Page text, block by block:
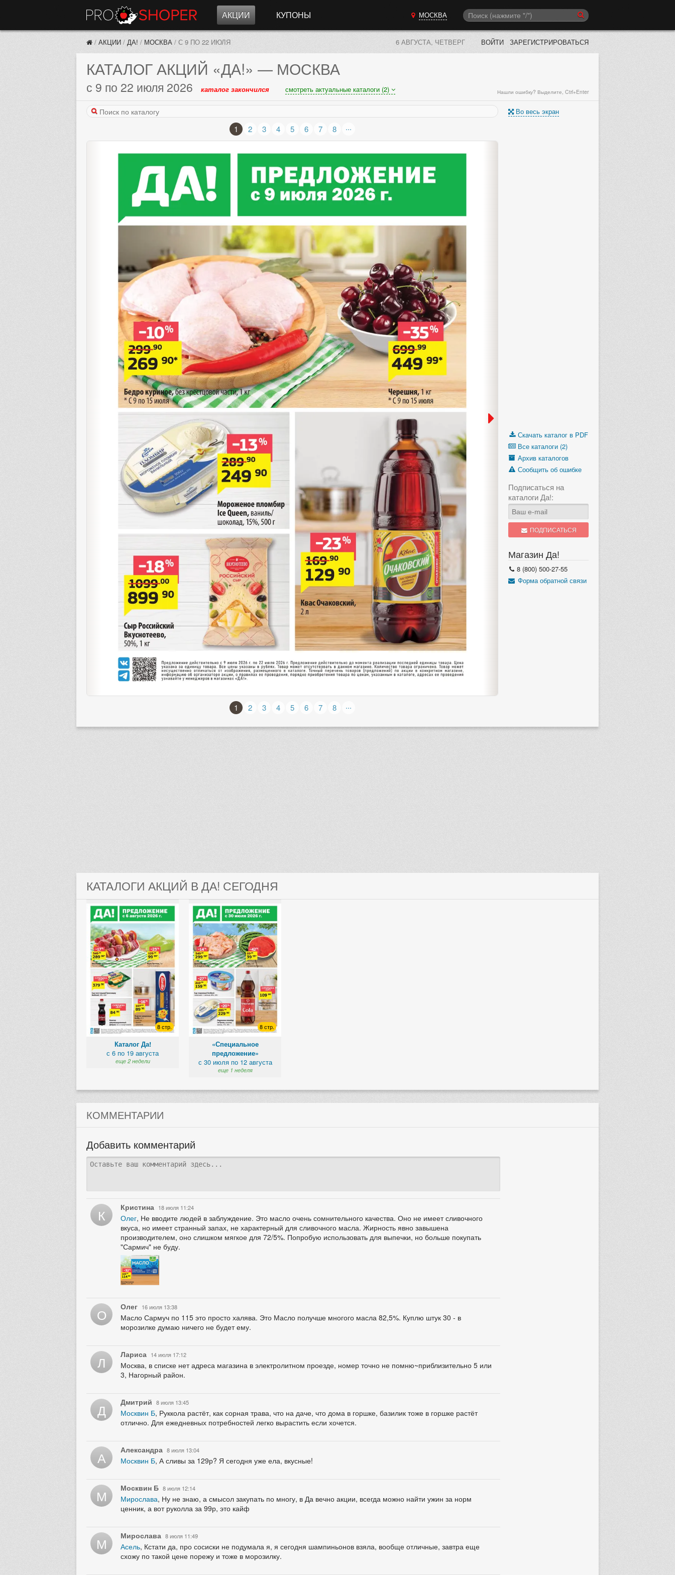
АКЦИИ КУПОНЫ МОСКВА
/ АКЦИИ / ДА! / МОСКВА / С 9 ПО 22 ИЮЛЯ 6 АВГУСТА, ЧЕТВЕРГ ВОЙТИ ЗАРЕГИСТРИРОВАТЬСЯ
КАТАЛОГ АКЦИЙ «ДА!» — МОСКВА
с 9 по 22 июля 2026 каталог закончился смотреть актуальные каталоги (2) Нашли ошибку? Выделите, Ctrl+Enter
Во весь экран
1 2 3 4 5 6 7 8 ...
1 2 3 4 5 6 7 8 ...
Скачать каталог в PDF
Все каталоги (2)
Архив каталогов
Сообщить об ошибке
Подписаться на
каталоги Да!:
ПОДПИСАТЬСЯ
Магазин Да!
8 (800) 500-27-55
Форма обратной связи
КАТАЛОГИ АКЦИЙ В ДА! СЕГОДНЯ
8 стр.
Каталог Да!
с 6 по 19 августа
еще 2 недели
8 стр.
«Специальное
предложение»
с 30 июля по 12 августа
еще 1 неделя
КОММЕНТАРИИ
Добавить комментарий
К Кристина 18 июля 11:24
Олег, Не вводите людей в заблуждение. Это масло очень сомнительного качества. Оно не имеет сливочного
вкуса, но имеет странный запах, не характерный для сливочного масла. Жирность явно завышена
производителем, оно слишком мягкое для 72/5%. Попробую использовать для выпечки, но больше покупать
"Сармич" не буду.
О Олег 16 июля 13:38
Масло Сармуч по 115 это просто халява. Это Масло получше многого масла 82,5%. Куплю штук 30 - в
морозилке думаю ничего не будет ему.
Л Лариса 14 июля 17:12
Москва, в списке нет адреса магазина в электролитном проезде, номер точно не помню~приблизительно 5 или
3, Нагорный район.
Д Дмитрий 8 июля 13:45
Москвин Б, Руккола растёт, как сорная трава, что на даче, что дома в горшке, базилик тоже в горшке растёт
отлично. Для ежедневных потребностей легко вырастить если хочется.
А Александра 8 июля 13:04
Москвин Б, А сливы за 129р? Я сегодня уже ела, вкусные!
М Москвин Б 8 июля 12:14
Мирослава, Ну не знаю, а смысол закупать по многу, в Да вечно акции, всегда можно найти ужин за норм
ценник, а вот руколла за 99р, это кайф
М Мирослава 8 июля 11:49
Асель, Кстати да, про сосиски не подумала я, я сегодня шампиньонов взяла, вообще отличные, завтра еще
схожу по такой цене порежу и тоже в морозилку.